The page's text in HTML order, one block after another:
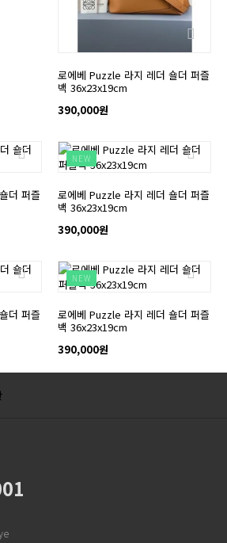
로에베 Puzzle 라지 레더 숄더 퍼즐
백 36x23x19cm
390,000원
더 퍼즐
NEW
로에베 Puzzle 라지 레더 숄더 퍼즐
백 36x23x19cm
390,000원
더 퍼즐
NEW
로에베 Puzzle 라지 레더 숄더 퍼즐
백 36x23x19cm
390,000원